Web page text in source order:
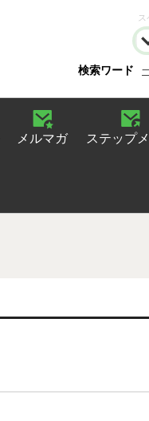
検索ワード
メルマガ ステップ